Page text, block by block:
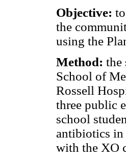
Objective:
the
using the
Method: the
School of
Rossell
three public
school
antibiotics in
with the XO